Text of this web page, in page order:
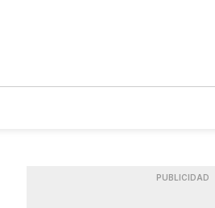
PUBLICIDAD